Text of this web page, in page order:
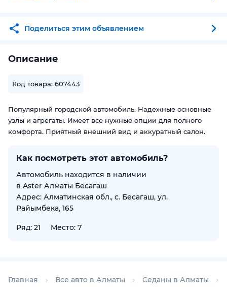
Поделиться этим объявлением
Описание
Код товара: 607443
Популярный городской автомобиль. Надежные основные
узлы и агрегаты. Имеет все нужные опции для полного
комфорта. Приятный внешний вид и аккуратный салон.
Как посмотреть этот автомобиль?
Автомобиль находится в наличии
в Aster Алматы Бесагаш
Адрес: Алматинская обл., с. Бесагаш, ул.
Райымбека, 165
Ряд: 21 Место: 7
Главная Все авто в Алматы Седаны в Алматы